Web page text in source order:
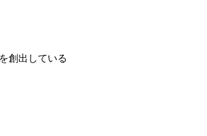
創出している